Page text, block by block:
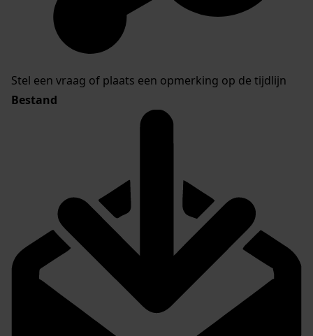
Stel een vraag of plaats een opmerking op de tijdlijn
Bestand